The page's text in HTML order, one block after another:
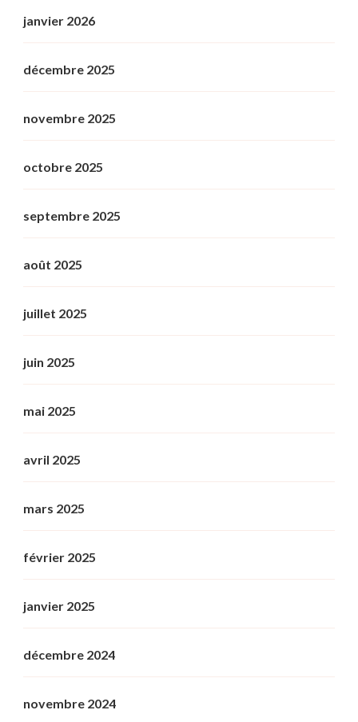
janvier 2026
décembre 2025
novembre 2025
octobre 2025
septembre 2025
août 2025
juillet 2025
juin 2025
mai 2025
avril 2025
mars 2025
février 2025
janvier 2025
décembre 2024
novembre 2024